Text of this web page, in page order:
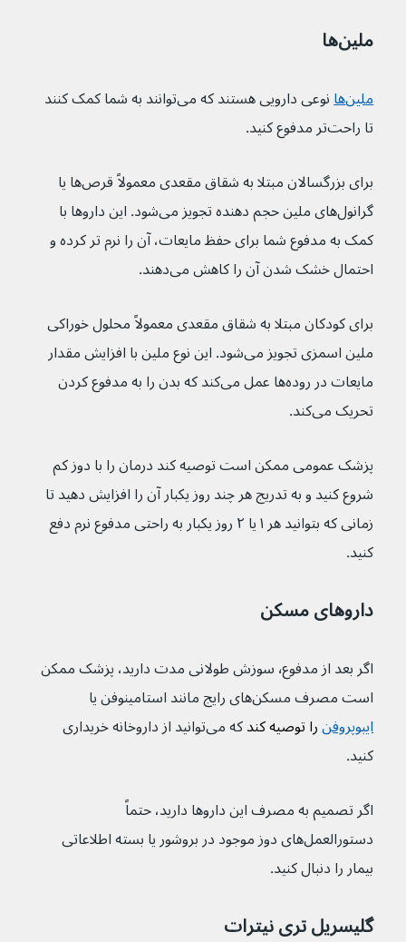
ملین‌ها
ملین‌ها
نوعی دارویی هستند که می‌توانند به شما کمک کنند
تا راحت‌تر مدفوع کنید.
برای بزرگسالان مبتلا به شقاق مقعدی معمولاً قرص‌‌ها یا
گرانول‌های ملین حجم دهنده تجویز می‌شود. این داروها با
کمک به مدفوع شما برای حفظ مایعات، آن را نرم تر کرده و
احتمال خشک شدن آن را کاهش می‌دهند.
برای کودکان مبتلا به شقاق مقعدی معمولاً محلول خوراکی
ملین اسمزی تجویز می‌شود. این نوع ملین با افزایش مقدار
مایعات در روده‌ها عمل می‌کند که بدن را به مدفوع کردن
تحریک می‌کند.
پزشک عمومی ممکن است توصیه کند درمان را با دوز کم
شروع کنید و به تدریج هر چند روز یکبار آن را افزایش دهید تا
زمانی که بتوانید هر ۱ یا ۲ روز یکبار به راحتی مدفوع نرم دفع
کنید.
داروهای مسکن
اگر بعد از مدفوع٬ سوزش طولانی مدت دارید، پزشک ممکن
است مصرف مسکن‌های رایج مانند استامینوفن یا
ایبوپروفن را توصیه کند
که می‌توانید از داروخانه خریداری
کنید.
اگر تصمیم به مصرف این داروها دارید، حتماً
دستورالعمل‌های دوز موجود در بروشور یا بسته اطلاعاتی
بیمار را دنبال کنید.
گلیسریل تری نیترات